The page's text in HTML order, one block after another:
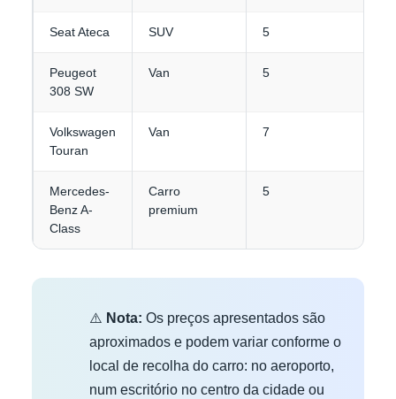
Seat Ateca SUV 5
Peugeot
308 SW
Van 5
Volkswagen
Touran
Van 7
Mercedes-
Benz A-
Class
Carro
premium
5
⚠️ Nota: Os preços apresentados são
aproximados e podem variar conforme o
local de recolha do carro: no aeroporto,
num escritório no centro da cidade ou